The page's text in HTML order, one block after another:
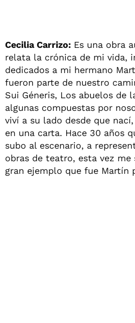
Cecilia Carrizo: Es una obra
relata la crónica de mi vida,
dedicados a mi hermano
fueron parte de nuestro
Sui Géneris, Los abuelos de
algunas compuestas por
viví a su lado desde que
en una carta. Hace 30 años
subo al escenario, a
obras de teatro, esta vez
gran ejemplo que fue Martín